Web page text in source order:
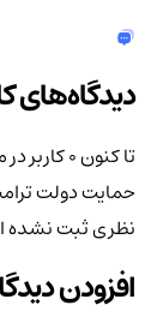
دیدگاه‌های
تا کنون 0 کاربر در مورد
حمایت دولت
نظری ثبت نشده
افزودن